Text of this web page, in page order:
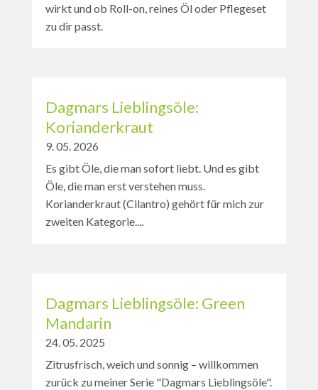
wirkt und ob Roll-on, reines Öl oder Pflegeset
zu dir passt.
Dagmars Lieblingsöle:
Korianderkraut
9. 05. 2026
Es gibt Öle, die man sofort liebt. Und es gibt
Öle, die man erst verstehen muss.
Korianderkraut (Cilantro) gehört für mich zur
zweiten Kategorie....
Dagmars Lieblingsöle: Green
Mandarin
24. 05. 2025
Zitrusfrisch, weich und sonnig – willkommen
zurück zu meiner Serie "Dagmars Lieblingsöle".